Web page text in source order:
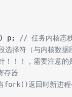
) p;
// 任务内核态
择符（与内核数据
！！！，需要注意
存器
返回时新进程